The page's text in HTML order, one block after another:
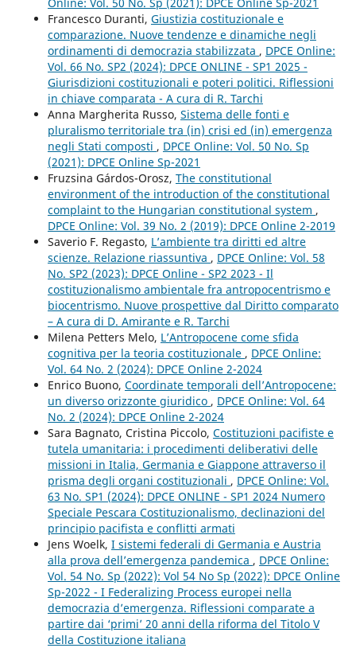
Francesco Duranti, Giustizia costituzionale e
comparazione. Nuove tendenze e dinamiche negli
ordinamenti di democrazia stabilizzata , DPCE Online:
Vol. 66 No. SP2 (2024): DPCE ONLINE - SP1 2025 -
Giurisdizioni costituzionali e poteri politici. Riflessioni
in chiave comparata - A cura di R. Tarchi
Anna Margherita Russo, Sistema delle fonti e
pluralismo territoriale tra (in) crisi ed (in) emergenza
negli Stati composti , DPCE Online: Vol. 50 No. Sp
(2021): DPCE Online Sp-2021
Fruzsina Gárdos-Orosz, The constitutional
environment of the introduction of the constitutional
complaint to the Hungarian constitutional system ,
DPCE Online: Vol. 39 No. 2 (2019): DPCE Online 2-2019
Saverio F. Regasto, L’ambiente tra diritti ed altre
scienze. Relazione riassuntiva , DPCE Online: Vol. 58
No. SP2 (2023): DPCE Online - SP2 2023 - Il
costituzionalismo ambientale fra antropocentrismo e
biocentrismo. Nuove prospettive dal Diritto comparato
– A cura di D. Amirante e R. Tarchi
Milena Petters Melo, L’Antropocene come sfida
cognitiva per la teoria costituzionale , DPCE Online:
Vol. 64 No. 2 (2024): DPCE Online 2-2024
Enrico Buono, Coordinate temporali dell’Antropocene:
un diverso orizzonte giuridico , DPCE Online: Vol. 64
No. 2 (2024): DPCE Online 2-2024
Sara Bagnato, Cristina Piccolo, Costituzioni pacifiste e
tutela umanitaria: i procedimenti deliberativi delle
missioni in Italia, Germania e Giappone attraverso il
prisma degli organi costituzionali , DPCE Online: Vol.
63 No. SP1 (2024): DPCE ONLINE - SP1 2024 Numero
Speciale Pescara Costituzionalismo, declinazioni del
principio pacifista e conflitti armati
Jens Woelk, I sistemi federali di Germania e Austria
alla prova dell’emergenza pandemica , DPCE Online:
Vol. 54 No. Sp (2022): Vol 54 No Sp (2022): DPCE Online
Sp-2022 - I Federalizing Process europei nella
democrazia d’emergenza. Riflessioni comparate a
partire dai ‘primi’ 20 anni della riforma del Titolo V
della Costituzione italiana